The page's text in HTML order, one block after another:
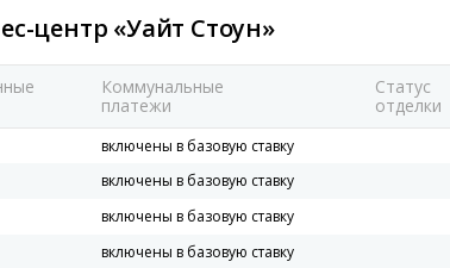
центр «Уайт Стоун»
Коммунальные
платежи
Статус
отделки
включены в базовую ставку
включены в базовую ставку
включены в базовую ставку
включены в базовую ставку